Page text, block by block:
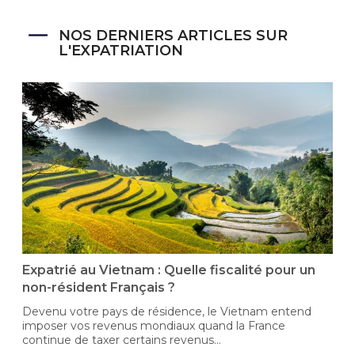
NOS DERNIERS ARTICLES SUR
L'EXPATRIATION
Expatrié au Vietnam : Quelle fiscalité pour un
non-résident Français ?
Devenu votre pays de résidence, le Vietnam entend
imposer vos revenus mondiaux quand la France
continue de taxer certains revenus...